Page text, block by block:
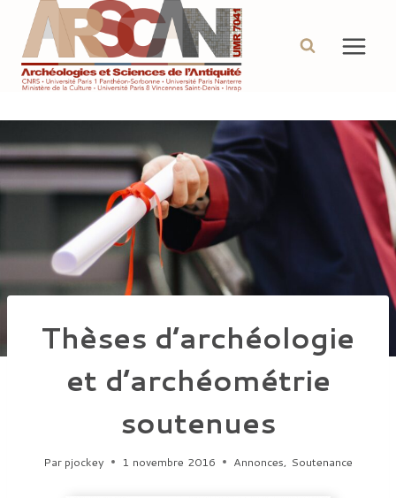
contenu
Thèses d’archéologie
et d’archéométrie
soutenues
Par pjockey 1 novembre 2016 Annonces, Soutenance